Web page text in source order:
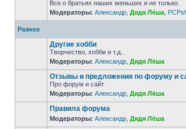
Все о братьях наших меньших и не только.
Модераторы: Александр Дядя Лёша
Разное
Другие хобби
Творчество, хобби и т.д..
Модераторы: Александр Дядя Лёша
Отзывы и предложения по форуму и
Про форум и сайт
Модераторы: Александр Дядя Лёша
Правила форума
Модераторы: Александр Дядя Лёша